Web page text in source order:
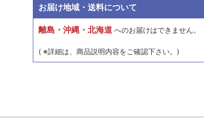
お届け地域・送料について
離島・沖縄・北海道 へのお届けはできません。
( ※詳細は、商品説明内容をご確認下さい。)